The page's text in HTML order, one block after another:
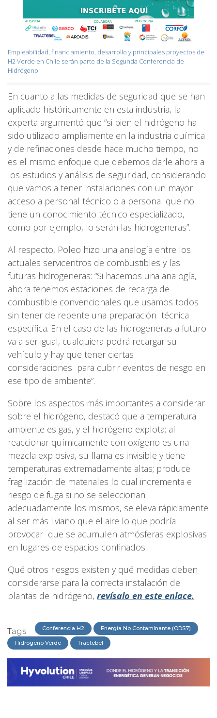
Empleabilidad, financiamiento, desarrollo y principales proyectos de
H2 Verde en Chile serán parte de la Segunda Conferencia de
Hidrógeno
En cuanto a las medidas de seguridad que se han
aplicado históricamente en esta industria, la
experta argumentó que “si bien el hidrógeno ha
sido utilizado ampliamente en la industria química
y de refinaciones desde hace mucho tiempo, no
es el mismo enfoque que debemos darle ahora a
los estudios y análisis de seguridad, considerando
que vamos a tener instalaciones con un mayor
acceso a personal técnico o a personal que no
tiene un conocimiento técnico especializado,
como por ejemplo, lo serán las hidrogeneras”.
Al respecto, Poleo hizo una analogía entre los
actuales servicentros de combustibles y las
futuras hidrogeneras: “Si hacemos una analogía,
ahora tenemos estaciones de recarga de
combustible convencionales que usamos todos
sin tener de repente una preparación técnica
específica. En el caso de las hidrogeneras a futuro
va a ser igual, cualquiera podrá recargar su
vehículo y hay que tener ciertas
consideraciones para cubrir eventos de riesgo en
ese tipo de ambiente”.
Sobre los aspectos más importantes a considerar
sobre el hidrógeno, destacó que a temperatura
ambiente es gas, y el hidrógeno explota; al
reaccionar químicamente con oxígeno es una
mezcla explosiva, su llama es invisible y tiene
temperaturas extremadamente altas; produce
fragilización de materiales lo cual incrementa el
riesgo de fuga si no se seleccionan
adecuadamente los mismos, se eleva rápidamente
al ser más liviano que el aire lo que podría
provocar que se acumulen atmósferas explosivas
en lugares de espacios confinados.
Qué otros riesgos existen y qué medidas deben
considerarse para la correcta instalación de
plantas de hidrógeno, revísalo en este enlace.
Tags: Conferencia H2 Energía No Contaminante (ODS7)
Hidrógeno Verde Tractebel